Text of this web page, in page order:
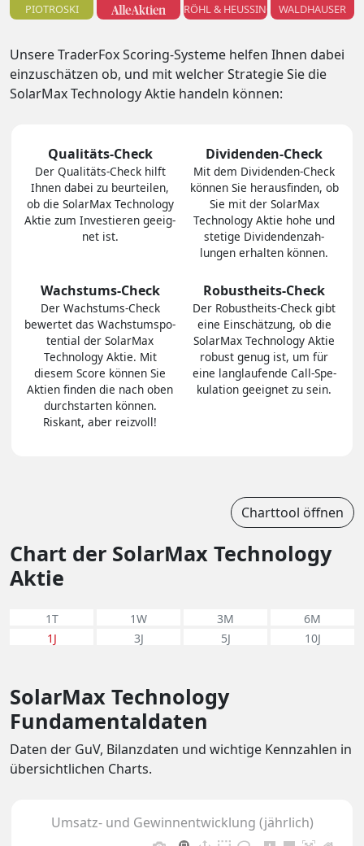
PIOTROSKI RÖHL & HEUSSINGERWALDHAUSER
Unsere TraderFox Scoring-Systeme helfen Ihnen dabei
einzuschätzen ob, und mit welcher Strategie Sie die
SolarMax Technology Aktie handeln können:
Qualitäts-Check
Der Quali­täts-Check hilft
Ihnen dabei zu be­ur­tei­len,
ob die SolarMax Technology
Aktie zum In­ves­tie­ren geeig­
net ist.
Dividenden-Check
Mit dem Divi­den­den-Check
können Sie heraus­finden, ob
Sie mit der SolarMax
Technology Aktie hohe und
stetige Divi­den­den­zah­
lungen er­hal­ten können.
Wachstums-Check
Der Wachs­tums-Check
bewertet das Wachs­tums­po­
ten­tial der SolarMax
Technology Aktie. Mit
diesem Score können Sie
Aktien finden die nach oben
durch­star­ten können.
Riskant, aber reiz­voll!
Robustheits-Check
Der Robust­heits-Check gibt
eine Ein­schät­zung, ob die
SolarMax Technology Aktie
robust genug ist, um für
eine lang­lau­fen­de Call-Spe­
ku­la­tion ge­eig­net zu sein.
Chart der SolarMax Technology
Aktie
Charttool öffnen
1T 1W 3M
6M
1J
3J 5J 10J
SolarMax Technology
Fundamentaldaten
Daten der GuV, Bilanzdaten und wichtige Kennzahlen in
übersichtlichen Charts.
Umsatz- und Gewinnentwicklung (jährlich)